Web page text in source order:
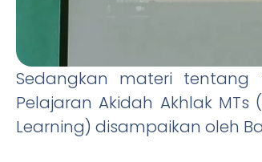
Sedangkan materi tentang
Pelajaran Akidah Akhlak
Learning) disampaikan oleh